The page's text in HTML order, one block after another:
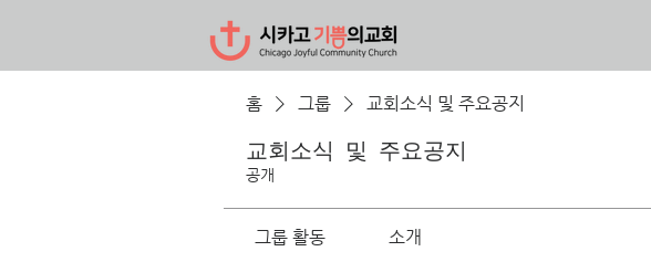
홈 그룹 교회소식 및 주요공지
교회소식 및 주요공지
공개
그룹 활동 소개